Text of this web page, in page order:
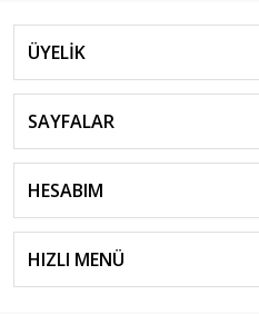
ÜYELİK
SAYFALAR
HESABIM
HIZLI MENÜ